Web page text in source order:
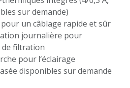
sur demande)
un câblage rapide et sûr
journalière pour
de filtration
pour l’éclairage
disponibles sur demande